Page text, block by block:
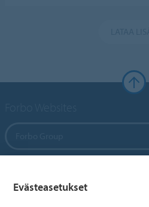
Evästeasetukset